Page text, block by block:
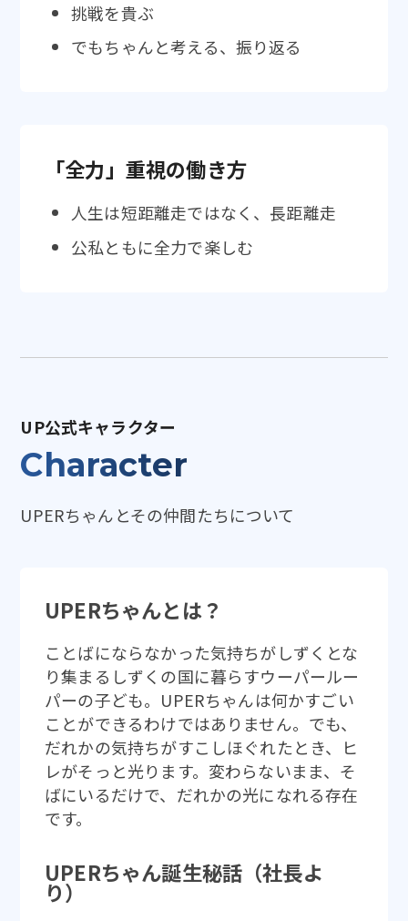
挑戦を貴ぶ
でもちゃんと考える、振り返る
「全力」重視の働き方
人生は短距離走ではなく、長距離走
公私ともに全力で楽しむ
UP公式キャラクター
Character
UPERちゃんとその仲間たちについて
UPERちゃんとは？
ことばにならなかった気持ちがしずくとな
り集まるしずくの国に暮らすウーパールー
パーの子ども。UPERちゃんは何かすごい
ことができるわけではありません。でも、
だれかの気持ちがすこしほぐれたとき、ヒ
レがそっと光ります。変わらないまま、そ
ばにいるだけで、だれかの光になれる存在
です。
UPERちゃん誕生秘話（社長よ
り）